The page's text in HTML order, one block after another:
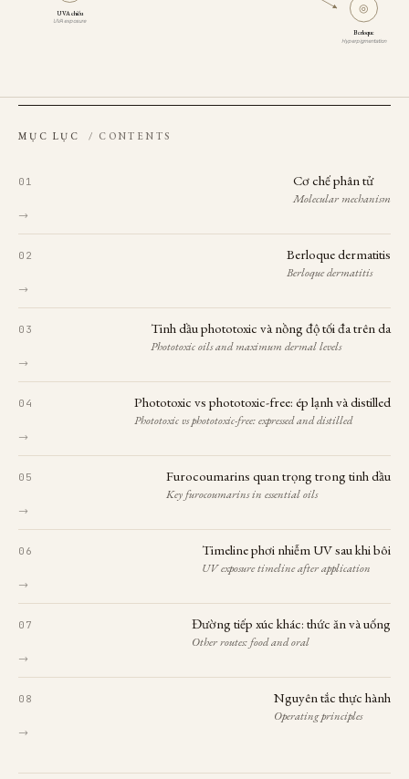
UVA chiếu
UVA exposure
◎
Berloque
Hyperpigmentation
MỤC LỤC / CONTENTS
Cơ chế phân tử
Molecular mechanism
→
Berloque dermatitis
Berloque dermatitis
→
Tinh dầu phototoxic và nồng độ tối đa trên da
Phototoxic oils and maximum dermal levels
→
Phototoxic vs phototoxic-free: ép lạnh và distilled
Phototoxic vs phototoxic-free: expressed and distilled
→
Furocoumarins quan trọng trong tinh dầu
Key furocoumarins in essential oils
→
Timeline phơi nhiễm UV sau khi bôi
UV exposure timeline after application
→
Đường tiếp xúc khác: thức ăn và uống
Other routes: food and oral
→
Nguyên tắc thực hành
Operating principles
→